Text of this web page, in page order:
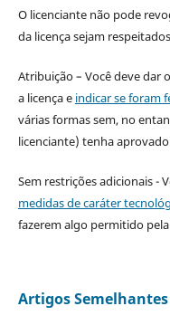
O licenciante não pode
da licença sejam
Atribuição – Você deve dar o
a licença e indicar se foram
várias formas sem, no
licenciante) tenha
Sem restrições adicionais -
medidas de caráter
fazerem algo permitido pela
Artigos Semelhantes